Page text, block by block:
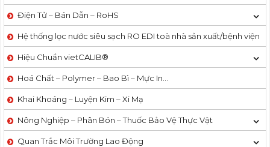
Điện Tử – Bán Dẫn – RoHS
Hệ thống lọc nước siêu sạch RO EDI​​ toà nhà sản xuất/bệnh viện
Hiệu Chuẩn vietCALIB®
Hoá Chất – Polymer – Bao Bì – Mực In…
Khai Khoáng – Luyện Kim – Xi Mạ
Nông Nghiệp – Phân Bón – Thuốc Bảo Vệ Thực Vật
Quan Trắc Môi Trường Lao Động